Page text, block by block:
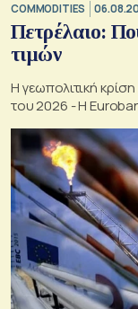
COMMODITIES
Πετρέλαιο:
τιμών
Η γεωπολιτική
του 2026 - Η